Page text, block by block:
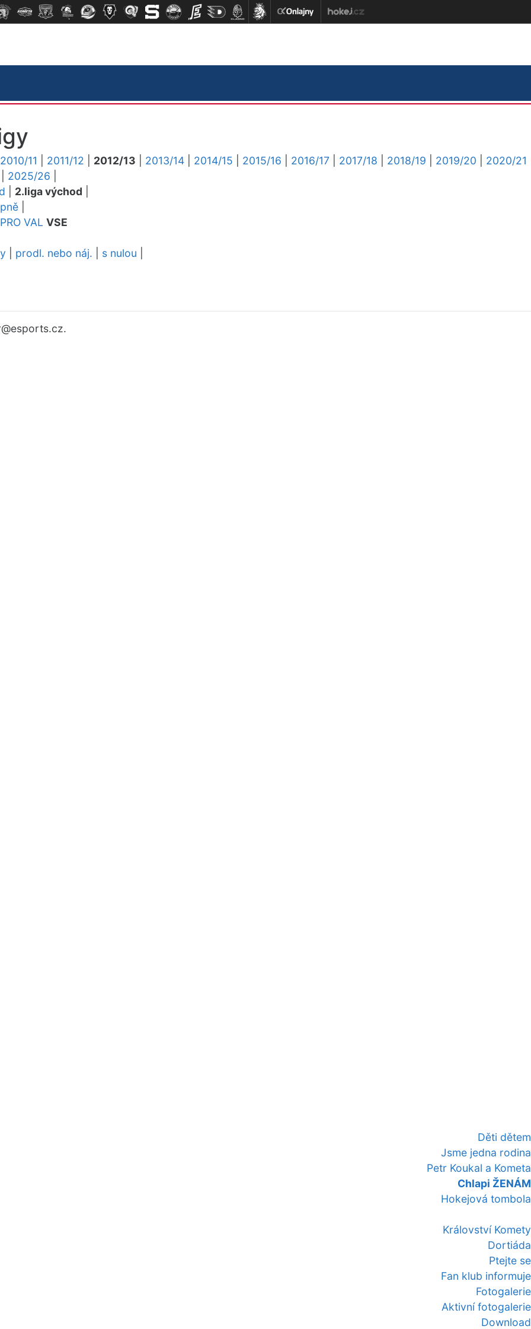
Děti dětem
Jsme jedna rodina
Petr Koukal a Kometa
Chlapi ŽENÁM
Hokejová tombola
Království Komety
Dortiáda
Ptejte se
Fan klub informuje
Fotogalerie
Aktivní fotogalerie
Download
2010/11 2011/12 2012/13 2013/14 2014/15 2015/16 2016/17 2017/18 2018/19 2019/20
2020/21
2025/26
2.liga východ
PRO VAL VSE
prodl. nebo náj. s nulou
@esports.cz.